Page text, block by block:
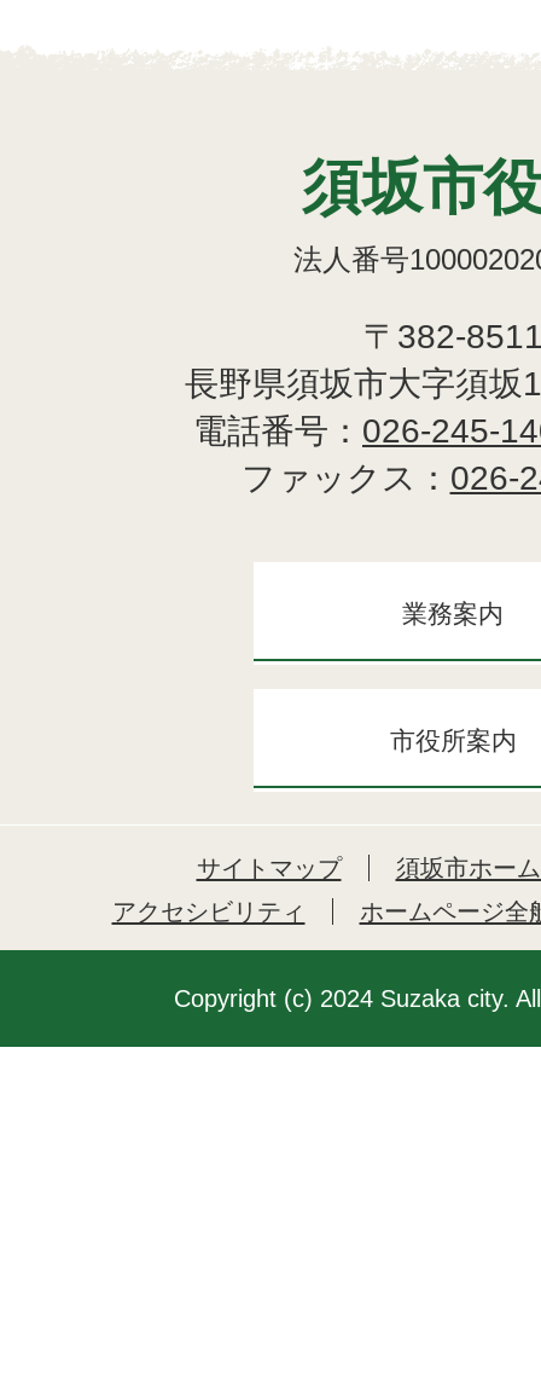
須坂市
法人番号
〒382-
長野県須坂市大字須坂
電話番号： 026-245-
ファックス： 026-
業務案内
市役所案内
サイトマップ
須坂市ホー
アクセシビリティ
ホームページ全
Copyright (c) 2024 Suzaka city.